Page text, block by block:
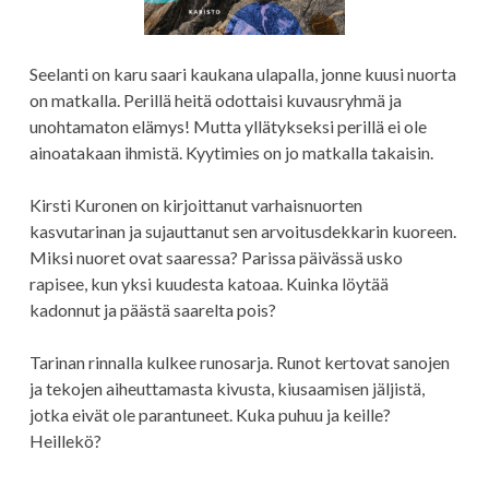
Seelanti on karu saari kaukana ulapalla, jonne kuusi nuorta
on matkalla. Perillä heitä odottaisi kuvausryhmä ja
unohtamaton elämys! Mutta yllätykseksi perillä ei ole
ainoatakaan ihmistä. Kyytimies on jo matkalla takaisin.
Kirsti Kuronen on kirjoittanut varhaisnuorten
kasvutarinan ja sujauttanut sen arvoitusdekkarin kuoreen.
Miksi nuoret ovat saaressa? Parissa päivässä usko
rapisee, kun yksi kuudesta katoaa. Kuinka löytää
kadonnut ja päästä saarelta pois?
Tarinan rinnalla kulkee runosarja. Runot kertovat sanojen
ja tekojen aiheuttamasta kivusta, kiusaamisen jäljistä,
jotka eivät ole parantuneet. Kuka puhuu ja keille?
Heillekö?